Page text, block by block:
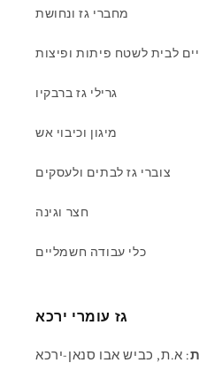
מחברי גז ונחושת
לבית לשטח פיתות ופיצות
גרילי גז ברבקיו
מיגון וכיבוי אש
צוברי גז לבתים ולעסקים
חצר וגינה
כלי עבודה חשמליים
גז עומרי ירכא
: א.ת, כביש אבו סנאן-ירכא